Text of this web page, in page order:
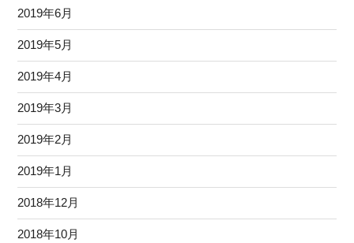
2019年6月
2019年5月
2019年4月
2019年3月
2019年2月
2019年1月
2018年12月
2018年10月